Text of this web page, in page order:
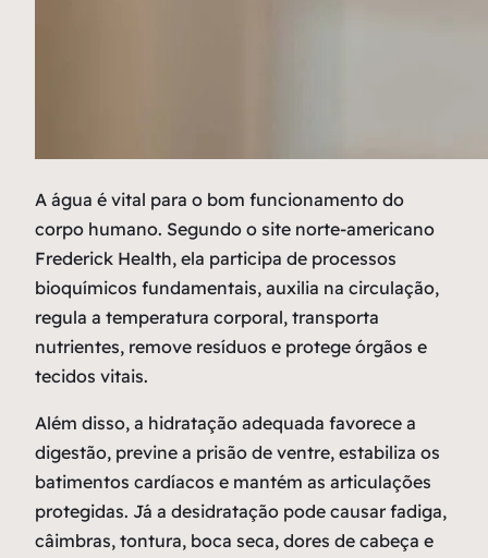
A água é vital para o bom funcionamento do
corpo humano. Segundo o site norte-americano
Frederick Health, ela participa de processos
bioquímicos fundamentais, auxilia na circulação,
regula a temperatura corporal, transporta
nutrientes, remove resíduos e protege órgãos e
tecidos vitais.
Além disso, a hidratação adequada favorece a
digestão, previne a prisão de ventre, estabiliza os
batimentos cardíacos e mantém as articulações
protegidas. Já a desidratação pode causar fadiga,
câimbras, tontura, boca seca, dores de cabeça e